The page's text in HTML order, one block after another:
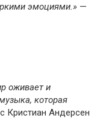
эмоциями.» —
оживает и
которая
Кристиан Андерсен